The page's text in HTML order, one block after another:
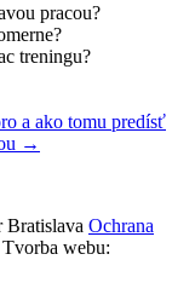
pracou?
treningu?
a ako tomu predísť
→
Ochrana
Tvorba webu: